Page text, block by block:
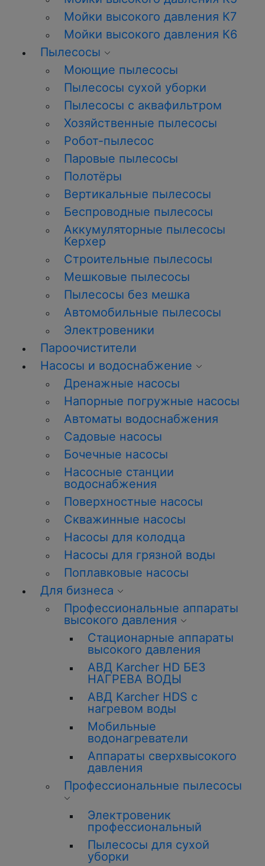
Мойки высокого давления К7
Мойки высокого давления К6
Пылесосы
Моющие пылесосы
Пылесосы сухой уборки
Пылесосы с аквафильтром
Хозяйственные пылесосы
Робот-пылесос
Паровые пылесосы
Полотёры
Вертикальные пылесосы
Беспроводные пылесосы
Аккумуляторные пылесосы
Керхер
Строительные пылесосы
Мешковые пылесосы
Пылесосы без мешка
Автомобильные пылесосы
Электровеники
Пароочистители
Насосы и водоснабжение
Дренажные насосы
Напорные погружные насосы
Автоматы водоснабжения
Садовые насосы
Бочечные насосы
Насосные станции
водоснабжения
Поверхностные насосы
Скважинные насосы
Насосы для колодца
Насосы для грязной воды
Поплавковые насосы
Для бизнеса
Профессиональные аппараты
высокого давления
Стационарные аппараты
высокого давления
АВД Karcher HD БЕЗ
НАГРЕВА ВОДЫ
АВД Karcher HDS с
нагревом воды
Мобильные
водонагреватели
Аппараты сверхвысокого
давления
Профессиональные пылесосы
Электровеник
профессиональный
Пылесосы для сухой
уборки